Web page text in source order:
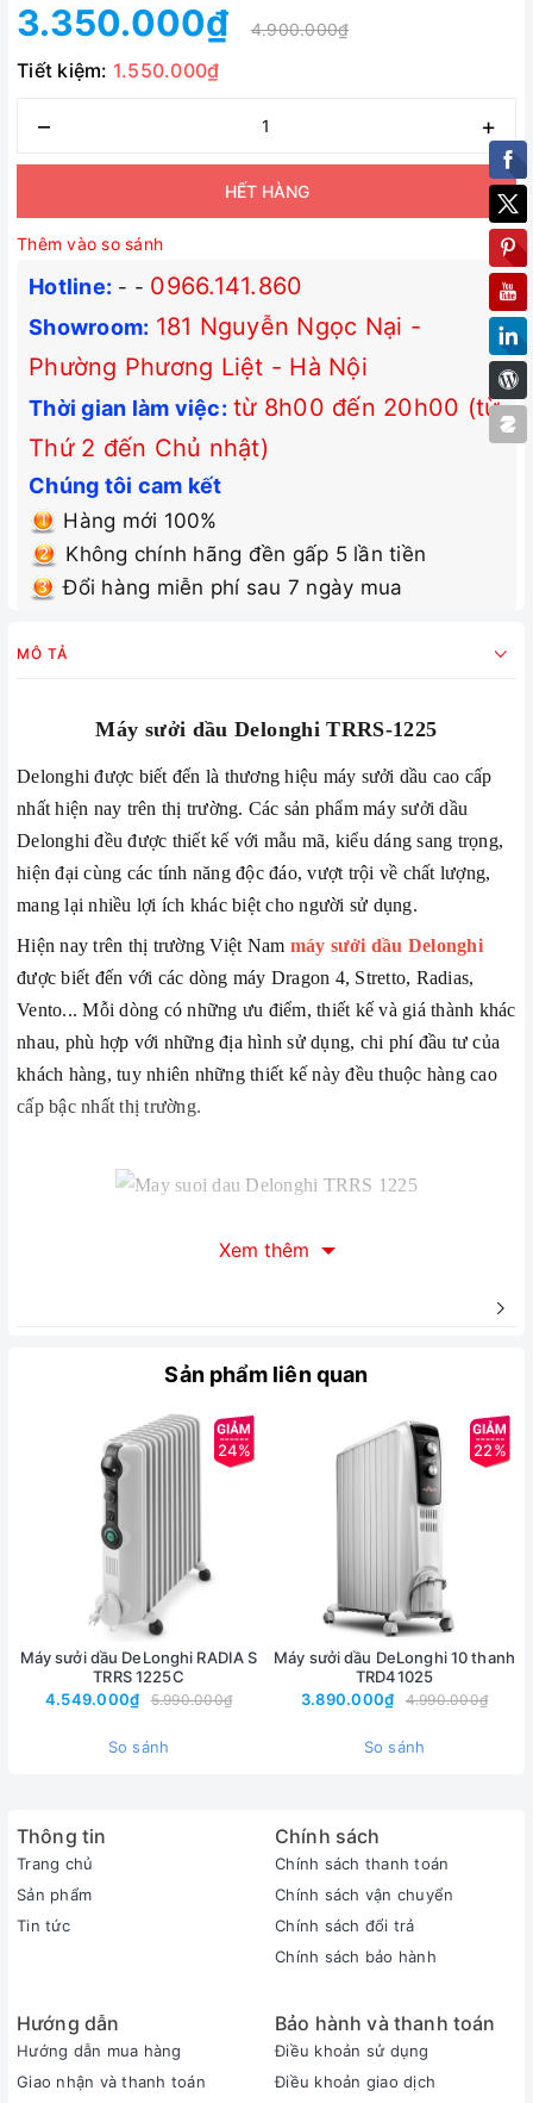
3.350.000₫ 4.900.000₫
Tiết kiệm: 1.550.000₫
– +
HẾT HÀNG
Thêm vào so sánh
Hotline: - - 0966.141.860
Showroom: 181 Nguyễn Ngọc Nại -
Phường Phương Liệt - Hà Nội
Thời gian làm việc: từ 8h00 đến 20h00 (từ
Thứ 2 đến Chủ nhật)
Chúng tôi cam kết
Hàng mới 100%
Không chính hãng đền gấp 5 lần tiền
Đổi hàng miễn phí sau 7 ngày mua
MÔ TẢ
Máy sưởi dầu Delonghi TRRS-1225
Delonghi được biết đến là thương hiệu máy sưởi dầu cao cấp
nhất hiện nay trên thị trường. Các sản phẩm máy sưởi dầu
Delonghi đều được thiết kế với mẫu mã, kiểu dáng sang trọng,
hiện đại cùng các tính năng độc đáo, vượt trội về chất lượng,
mang lại nhiều lợi ích khác biệt cho người sử dụng.
Hiện nay trên thị trường Việt Nam máy sưởi dầu Delonghi
được biết đến với các dòng máy Dragon 4, Stretto, Radias,
Vento... Mỗi dòng có những ưu điểm, thiết kế và giá thành khác
nhau, phù hợp với những địa hình sử dụng, chi phí đầu tư của
khách hàng, tuy nhiên những thiết kế này đều thuộc hàng cao
cấp bậc nhất thị trường.
Máy sưởi dầu Delonghi TRRS 1225 thuộc dòng máy sưởi dầu
Delonghi Radians với thiết kế 12 thanh sưởi, công suất sưởi ấm
tối đa 2500W có thể dùng cho phòng từ 20-30m2. Sản phẩm có
những ưu điểm vượt trội như phần thanh sưởi được thiết kế lớn
hơn 35% giúp sưởi ấm nhanh, hiệu quả hơn. Chức năng cảm
biến nhiệt độ, điều chỉnh nhiệt độ giúp tiết kiệm điện năng, giữ
phòng luôn ấm áp dễ chịu.
Nhiệt độ sưởi ấm tối đa của máy là 28 độ c mang lại hiệu quả
sưởi ấm cao, làm ấm phòng mà không làm khô da, không đốt
cháy không khí và an toàn cho người sử dụng. Delonghi TRRS
1225 đặc biệt thích hợp cho các gia đình có trẻ nhỏ, người già
và phụ nữ sau sinh để bảo vệ sức khỏe, phòng tránh các bệnh
Delonghi, được nhiều người quan tâm bởi chất lượng vẫn đúng
chuẩn Delonghi mà giá cả lại dễ chịu hơn rất nhiều. Sản phẩm
được bảo hành 3 năm, hoạt động bền bỉ, êm ái, tiện lợi và dễ sử
Xem thêm
Sản phẩm liên quan
24%
Máy sưởi dầu DeLonghi RADIA S
TRRS 1225C
4.549.000₫
5.990.000₫
So sánh
22%
Máy sưởi dầu DeLonghi 10 thanh
TRD41025
3.890.000₫
4.990.000₫
So sánh
Thông tin
Trang chủ
Sản phẩm
Tin tức
Chính sách
Chính sách thanh toán
Chính sách vận chuyển
Chính sách đổi trả
Chính sách bảo hành
Hướng dẫn
Hướng dẫn mua hàng
Giao nhận và thanh toán
Bảo hành và thanh toán
Điều khoản sử dụng
Điều khoản giao dịch